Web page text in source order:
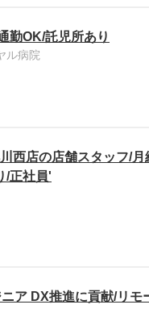
勤OK/託児所あり
ル病院
西店の店舗スタッフ/
/正社員'
ア DX推進に貢献/リモ